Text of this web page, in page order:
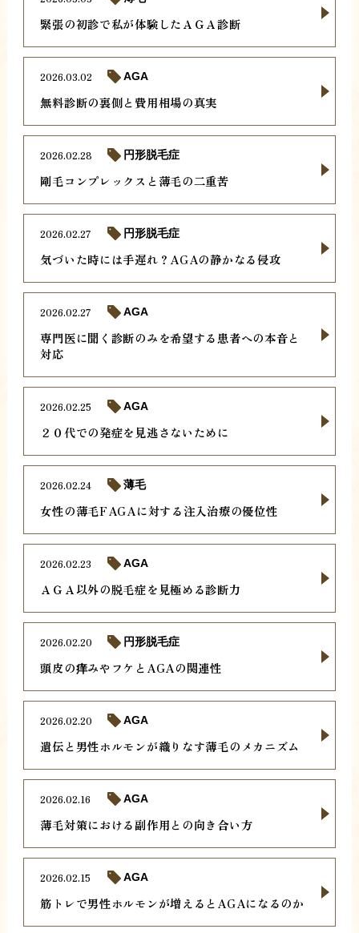
緊張の初診で私が体験したＡＧＡ診断
無料診断の裏側と費用相場の真実
2026.03.02 AGA
剛毛コンプレックスと薄毛の二重苦
2026.02.28 円形脱毛症
気づいた時には手遅れ？AGAの静かなる侵攻
2026.02.27 円形脱毛症
専門医に聞く診断のみを希望する患者への本音と
対応
2026.02.27 AGA
２０代での発症を見逃さないために
2026.02.25 AGA
女性の薄毛FAGAに対する注入治療の優位性
2026.02.24 薄毛
ＡＧＡ以外の脱毛症を見極める診断力
2026.02.23 AGA
頭皮の痒みやフケとAGAの関連性
2026.02.20 円形脱毛症
遺伝と男性ホルモンが織りなす薄毛のメカニズム
2026.02.20 AGA
薄毛対策における副作用との向き合い方
2026.02.16 AGA
筋トレで男性ホルモンが増えるとAGAになるのか
2026.02.15 AGA